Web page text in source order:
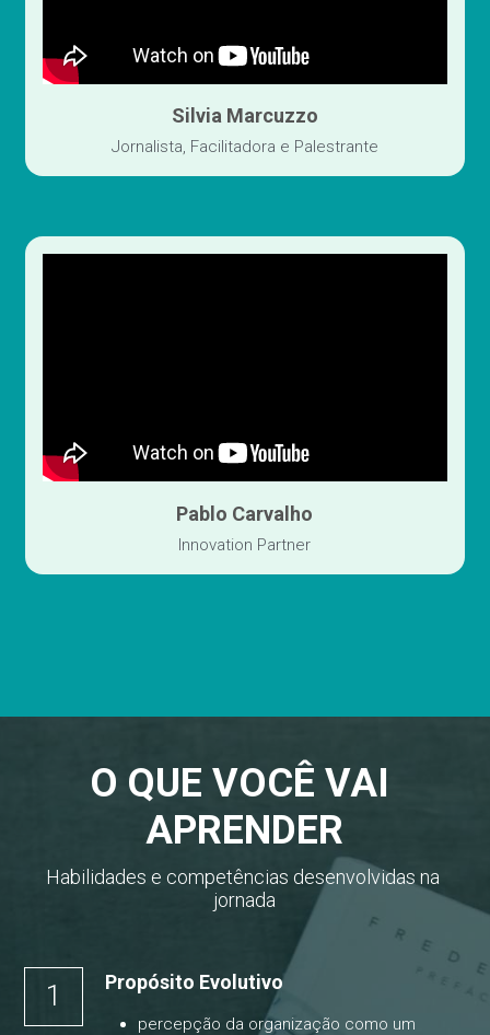
Silvia Marcuzzo
Jornalista, Facilitadora e Palestrante
Pablo Carvalho
Innovation Partner
O QUE VOCÊ VAI
APRENDER
Habilidades e competências desenvolvidas na
jornada
1 Propósito Evolutivo
percepção da organização como um